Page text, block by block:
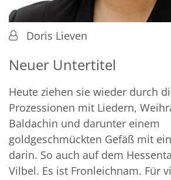
Von:Doris Lieven
Neuer Untertitel
Heute ziehen sie wieder durch
Prozessionen mit Liedern,
Baldachin und darunter einem
goldgeschmückten Gefäß mit
darin. So auch auf dem
Vilbel. Es ist Fronleichnam. Für